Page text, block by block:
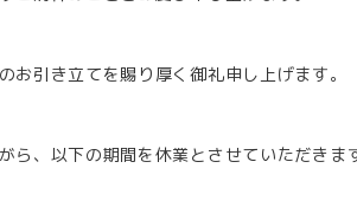
お引き立てを賜り厚く御礼申し上げます。
ら、以下の期間を休業とさせていただきま